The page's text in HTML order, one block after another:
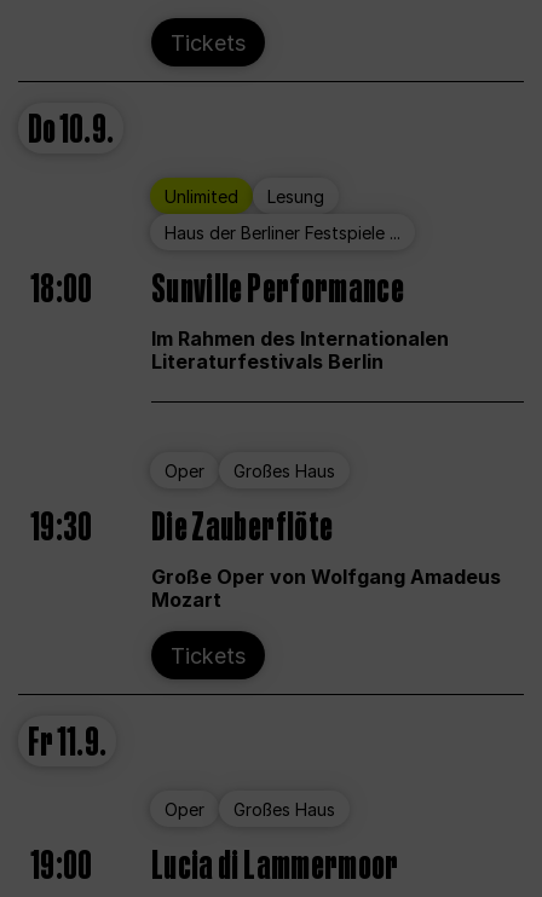
Tickets
Do10.9.
Unlimited
Lesung
Haus der Berliner Festspiele ...
18:00 Sunville Performance
Im Rahmen des Internationalen
Literaturfestivals Berlin
Oper Großes Haus
19:30 Die Zauberflöte
Große Oper von Wolfgang Amadeus
Mozart
Tickets
Fr11.9.
Oper Großes Haus
19:00 Lucia di Lammermoor